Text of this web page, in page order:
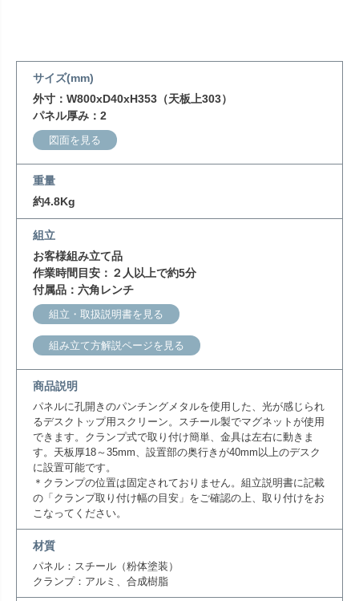
サイズ(mm)
外寸：W800xD40xH353（天板上303）
パネル厚み：2
図面を見る
重量
約4.8Kg
組立
お客様組み立て品
作業時間目安：２人以上で約5分
付属品：六角レンチ
組立・取扱説明書を見る
組み立て方解説ページを見る
商品説明
パネルに孔開きのパンチングメタルを使用した、光が感じられ
るデスクトップ用スクリーン。スチール製でマグネットが使用
できます。クランプ式で取り付け簡単、金具は左右に動きま
す。天板厚18～35mm、設置部の奥行きが40mm以上のデスク
に設置可能です。
＊クランプの位置は固定されておりません。組立説明書に記載
の「クランプ取り付け幅の目安」をご確認の上、取り付けをお
こなってください。
材質
パネル：スチール（粉体塗装）
クランプ：アルミ、合成樹脂